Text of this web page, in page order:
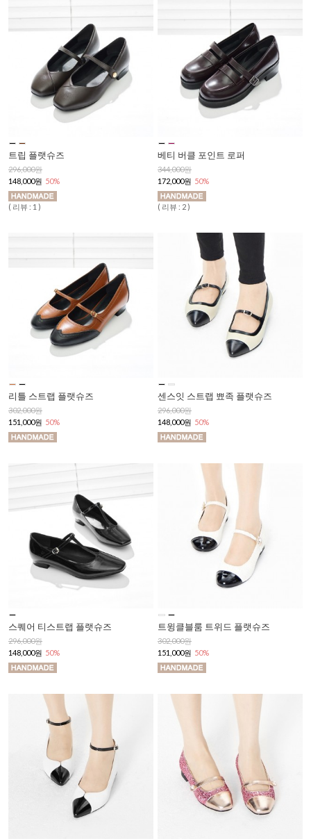
트립 플랫슈즈
296,000원
148,000원 50%
( 리뷰 : 1 )
베티 버클 포인트 로퍼
344,000원
172,000원 50%
( 리뷰 : 2 )
리틀 스트랩 플랫슈즈
302,000원
151,000원 50%
센스잇 스트랩 뾰족 플랫슈즈
296,000원
148,000원 50%
스퀘어 티스트랩 플랫슈즈
296,000원
148,000원 50%
트윙클블룸 트위드 플랫슈즈
302,000원
151,000원 50%